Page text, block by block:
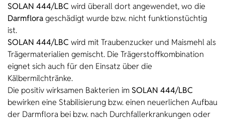
SOLAN 444/LBC wird überall dort angewendet, wo die
Darmflorageschädigt wurde bzw. nicht funktionstüchtig
ist.
SOLAN 444/LBC wird mit Traubenzucker und Maismehl als
Trägermaterialien gemischt. Die Trägerstoffkombination
eignet sich auch für den Einsatz über die
Kälbermilchtränke.
Die positiv wirksamen Bakterien im SOLAN 444/LBC
bewirken eine Stabilisierung bzw. einen neuerlichen Aufbau
der Darmflora bei bzw. nach Durchfallerkrankungen oder